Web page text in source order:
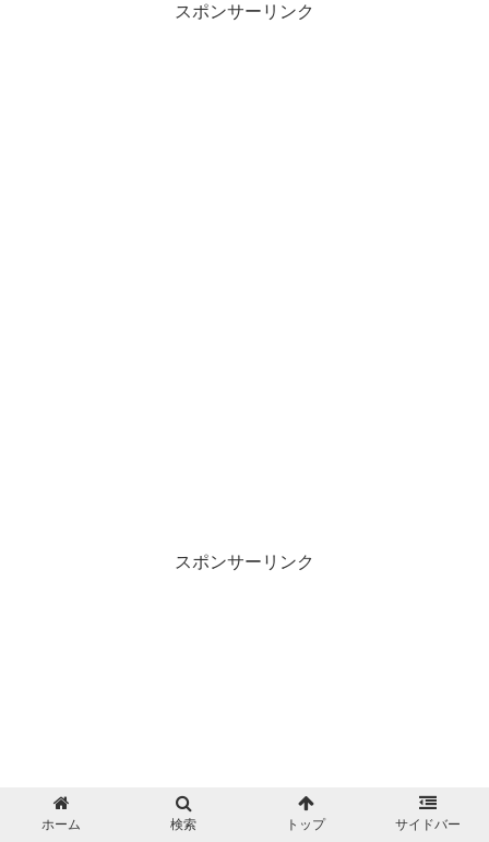
スポンサーリンク
スポンサーリンク
ホーム 検索 トップ サイドバー